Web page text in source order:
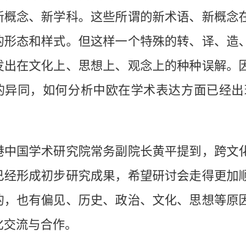
概念、新学科。这些所谓的新术语、新概
形态和样式。但这样一个特殊的转、译、
出在文化上、思想上、观念上的种种误解
异同，如何分析中欧在学术表达方面已经
学术研究院常务副院长黄平提到，跨文
经形成初步研究成果，希望研讨会走得更
，也有偏见、历史、政治、文化、思想等
流与合作。